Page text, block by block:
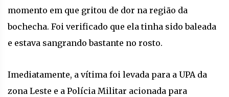
momento em que gritou de dor na região da
bochecha. Foi verificado que ela tinha sido baleada
e estava sangrando bastante no rosto.
Imediatamente, a vítima foi levada para a UPA da
zona Leste e a Polícia Militar acionada para